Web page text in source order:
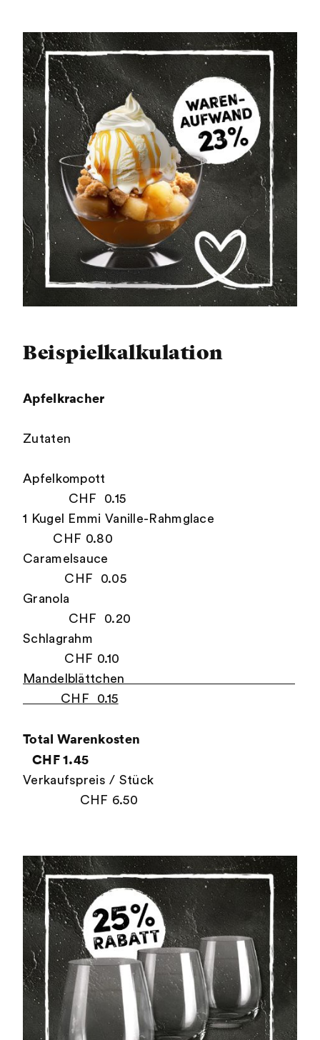
Beispielkalkulation
Apfelkracher
Zutaten
Apfelkompott
CHF 0.15
1 Kugel Emmi Vanille-Rahmglace
CHF 0.80
Caramelsauce
CHF 0.05
Granola
CHF 0.20
Schlagrahm
CHF 0.10
Mandelblättchen
CHF 0.15
Total Warenkosten
CHF 1.45
Verkaufspreis / Stück
CHF 6.50